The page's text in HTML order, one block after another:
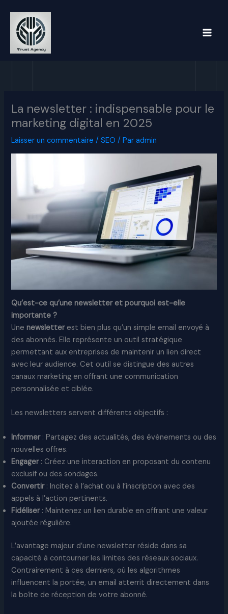
contenu
La newsletter : indispensable pour le
marketing digital en 2025
Laisser un commentaire /SEO / Paradmin
Qu’est-ce qu’une newsletter et pourquoi est-elle
importante ?
Unenewsletterest bien plus qu’un simple email envoyé à
des abonnés. Elle représente un outil stratégique
permettant aux entreprises de maintenir un lien direct
avec leur audience. Cet outil se distingue des autres
canaux marketing en offrant une communication
personnalisée et ciblée.
Les newsletters servent différents objectifs :
Informer: Partagez des actualités, des événements ou des
nouvelles offres.
Engager: Créez une interaction en proposant du contenu
exclusif ou des sondages.
Convertir: Incitez à l’achat ou à l’inscription avec des
appels à l’action pertinents.
Fidéliser: Maintenez un lien durable en offrant une valeur
ajoutée régulière.
L’avantage majeur d’une newsletter réside dans sa
capacité à contourner les limites des réseaux sociaux.
Contrairement à ces derniers, où les algorithmes
influencent la portée, un email atterrit directement dans
la boîte de réception de votre abonné.